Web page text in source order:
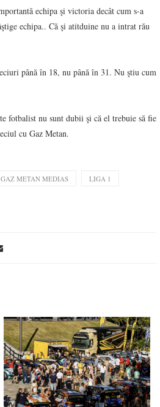
echipa şi victoria decât cum s-a
echipa.. Că şi atitduine nu a intrat rău
până în 18, nu până în 31. Nu ştiu cum
fotbalist nu sunt dubii şi că el trebuie să fie
cu Gaz Metan.
GAZ METAN MEDIAS LIGA 1